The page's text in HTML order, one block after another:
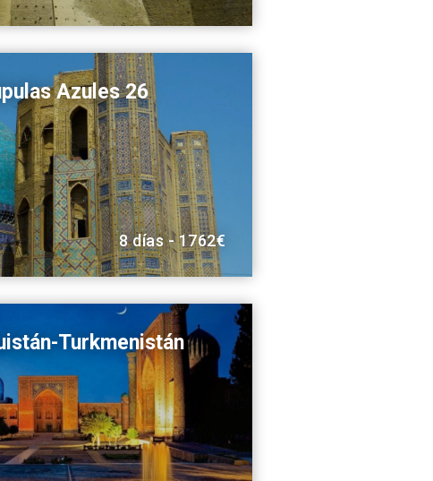
Azules 26
8 días - 1762€
Turkmenistán